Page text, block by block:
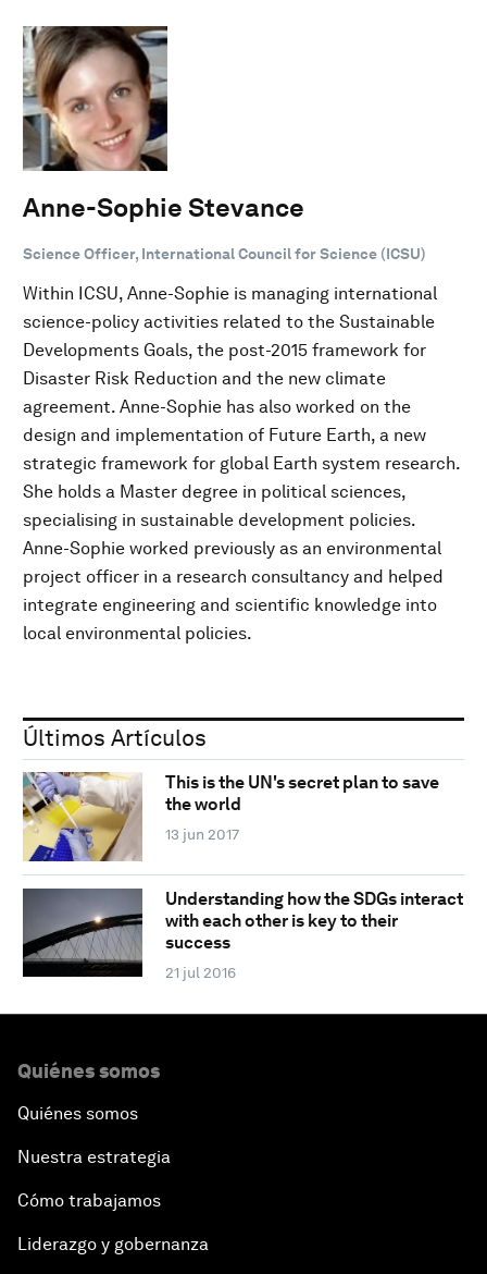
Anne-Sophie Stevance
Science Officer, International Council for Science (ICSU)
Within ICSU, Anne-Sophie is managing international
science-policy activities related to the Sustainable
Developments Goals, the post-2015 framework for
Disaster Risk Reduction and the new climate
agreement. Anne-Sophie has also worked on the
design and implementation of Future Earth, a new
strategic framework for global Earth system research.
She holds a Master degree in political sciences,
specialising in sustainable development policies.
Anne-Sophie worked previously as an environmental
project officer in a research consultancy and helped
integrate engineering and scientific knowledge into
local environmental policies.
Últimos Artículos
This is the UN's secret plan to save
the world
13 jun 2017
Understanding how the SDGs interact
with each other is key to their
success
21 jul 2016
Quiénes somos
Quiénes somos
Nuestra estrategia
Cómo trabajamos
Liderazgo y gobernanza